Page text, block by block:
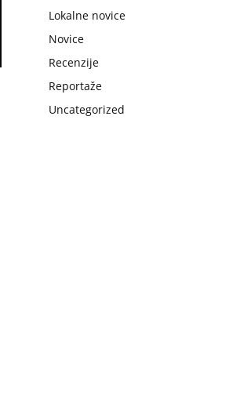
Lokalne novice
Novice
Recenzije
Reportaže
Uncategorized